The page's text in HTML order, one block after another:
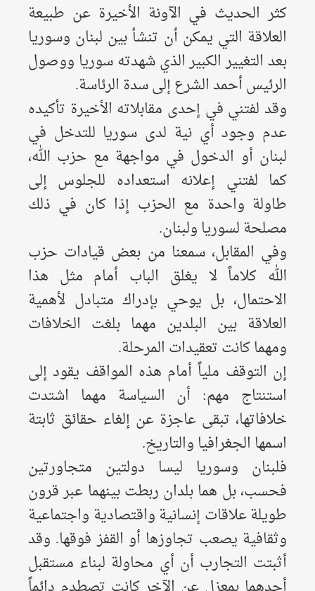
كثر الحديث في الآونة الأخيرة عن طبيعة
العلاقة التي يمكن أن تنشأ بين لبنان وسوريا
بعد التغيير الكبير الذي شهدته سوريا ووصول
الرئيس أحمد الشرع إلى سدة الرئاسة.
وقد لفتني في إحدى مقابلاته الأخيرة تأكيده
عدم وجود أي نية لدى سوريا للتدخل في
لبنان أو الدخول في مواجهة مع حزب الله،
كما لفتني إعلانه استعداده للجلوس إلى
طاولة واحدة مع الحزب إذا كان في ذلك
مصلحة لسوريا ولبنان.
وفي المقابل، سمعنا من بعض قيادات حزب
الله كلاماً لا يغلق الباب أمام مثل هذا
الاحتمال، بل يوحي بإدراك متبادل لأهمية
العلاقة بين البلدين مهما بلغت الخلافات
ومهما كانت تعقيدات المرحلة.
إن التوقف ملياً أمام هذه المواقف يقود إلى
استنتاج مهم: أن السياسة مهما اشتدت
خلافاتها، تبقى عاجزة عن إلغاء حقائق ثابتة
اسمها الجغرافيا والتاريخ.
فلبنان وسوريا ليسا دولتين متجاورتين
فحسب، بل هما بلدان ربطت بينهما عبر قرون
طويلة علاقات إنسانية واقتصادية واجتماعية
وثقافية يصعب تجاوزها أو القفز فوقها. وقد
أثبتت التجارب أن أي محاولة لبناء مستقبل